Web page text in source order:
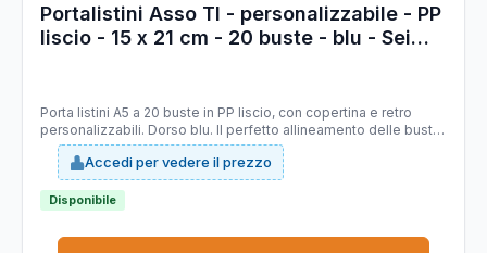
Portalistini Asso TI - personalizzabile - PP
liscio - 15 x 21 cm - 20 buste - blu - Sei
Porta listini A5 a 20 buste in PP liscio, con copertina e retro
personalizzabili. Dorso blu. Il perfetto allineamento delle buste
e la particolare saldatura facilitano la consultazione. Formato
contenuto 150x210mm. Ideale per menù, libretti dei canti etc.
Accedi per vedere il prezzo
Disponibile